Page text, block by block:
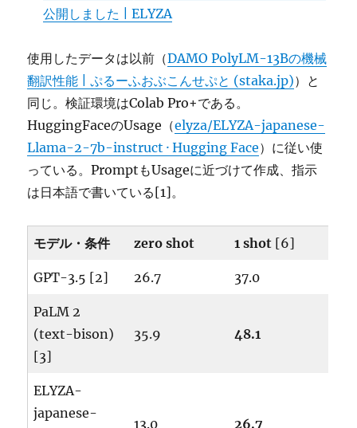
公開しました | ELYZA
使用したデータは以前（DAMO PolyLM-13Bの機械
翻訳性能 | ぷるーふおぶこんせぷと (staka.jp)）と
同じ。検証環境はColab Pro+である。
HuggingFaceのUsage（elyza/ELYZA-japanese-
Llama-2-7b-instruct · Hugging Face）に従い使
っている。PromptもUsageに近づけて作成、指示
は日本語で書いている[1]。
モデル・条件 zero shot 1 shot [6]
GPT-3.5 [2] 26.7 37.0
PaLM 2
(text-bison)
[3]
35.9 48.1
ELYZA-
japanese-
13.0 26.7